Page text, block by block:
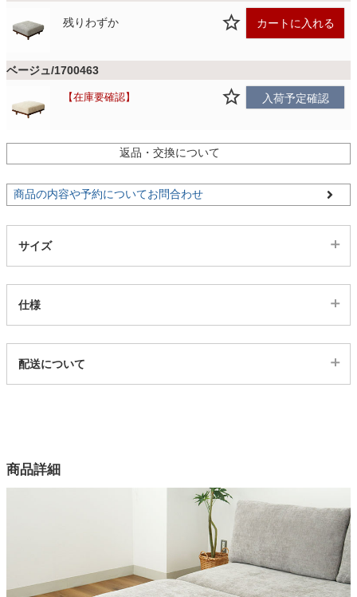
ファブリック
カーテン
マット
キッチン用品
インテリア雑貨
タワー
残りわずか カートに入れる
ベージュ/1700463
在庫要確認 入荷予定確認
返品・交換について
商品の内容や予約についてお問合わせ
サイズ
仕様
1700606
2色
ファブリック
配送について
商品詳細